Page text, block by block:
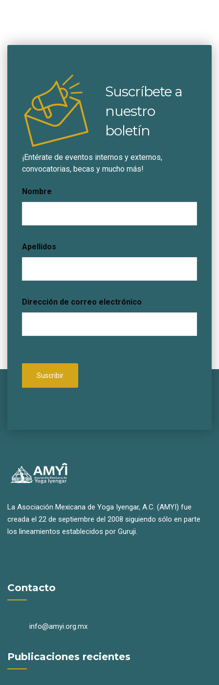
Suscríbete a
nuestro
boletín
¡Entérate de eventos internos y externos,
convocatorias, becas y mucho más!
Nombre
Apellidos
Dirección de correo electrónico
La Asociación Mexicana de Yoga Iyengar, A.C. (AMYI) fue
creada el 22 de septiembre del 2008 siguiendo sólo en parte
los lineamientos establecidos por Guruji.
Contacto
info@amyi.org.mx
Publicaciones recientes